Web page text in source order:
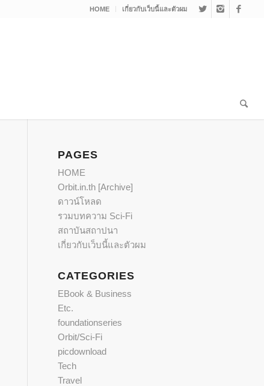
HOME เกี่ยวกับเว็บนี้และตัวผม
PAGES
HOME
Orbit.in.th [Archive]
ดาวน์โหลด
รวมบทความ Sci-Fi
สถาบันสถาปนา
เกี่ยวกับเว็บนี้และตัวผม
CATEGORIES
EBook & Business
Etc.
foundationseries
Orbit/Sci-Fi
picdownload
Tech
Travel